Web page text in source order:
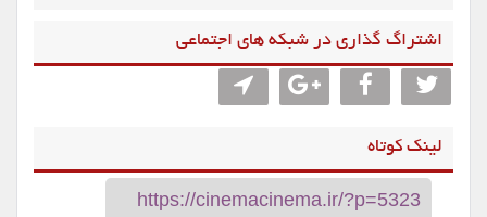
اشتراگ گذاری در شبکه های اجتماعی
لینک کوتاه